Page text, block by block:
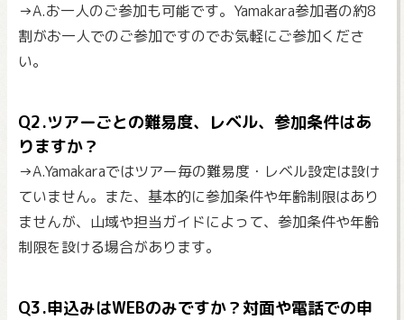
→A.お一人のご参加も可能です。Yamakara参加者の約8
割がお一人でのご参加ですのでお気軽にご参加くださ
い。
Q2.ツアーごとの難易度、レベル、参加条件はあ
りますか？
→A.Yamakaraではツアー毎の難易度・レベル設定は設け
ていません。また、基本的に参加条件や年齢制限はあり
ませんが、山域や担当ガイドによって、参加条件や年齢
制限を設ける場合があります。
Q3.申込みはWEBのみですか？対面や電話での申